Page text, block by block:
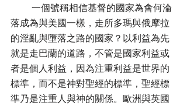
落成為與美國一樣，走所多瑪與俄摩拉
的淫亂與墮落之路的國家？以利益為先
就是走巴蘭的道路，不管是國家利益或
者是個人利益，因為注重利益是世界的
標準，而不是神對聖經的標準，聖經標
準乃是注重人與神的關係。歐洲與英國